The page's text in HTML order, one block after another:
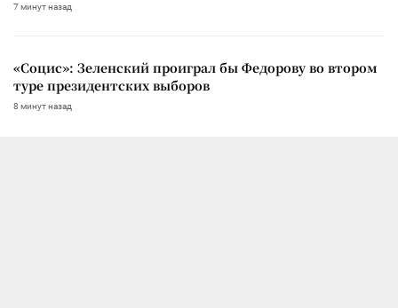
7 минут назад
«Социс»: Зеленский проиграл бы Федорову во втором
туре президентских выборов
8 минут назад